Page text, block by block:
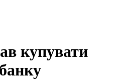
купувати